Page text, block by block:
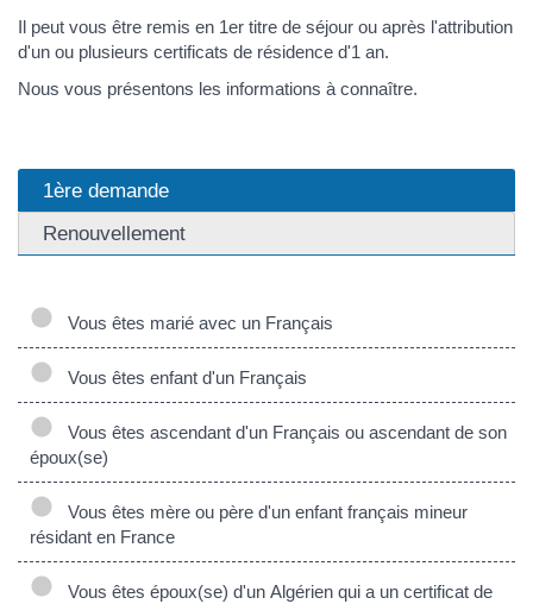
Il peut vous être remis en 1er titre de séjour ou après l'attribution
d'un ou plusieurs certificats de résidence d'1 an.
Nous vous présentons les informations à connaître.
1ère demande
Renouvellement
Vous êtes marié avec un Français
Vous êtes enfant d'un Français
Vous êtes ascendant d'un Français ou ascendant de son
époux(se)
Vous êtes mère ou père d'un enfant français mineur
résidant en France
Vous êtes époux(se) d'un Algérien qui a un certificat de